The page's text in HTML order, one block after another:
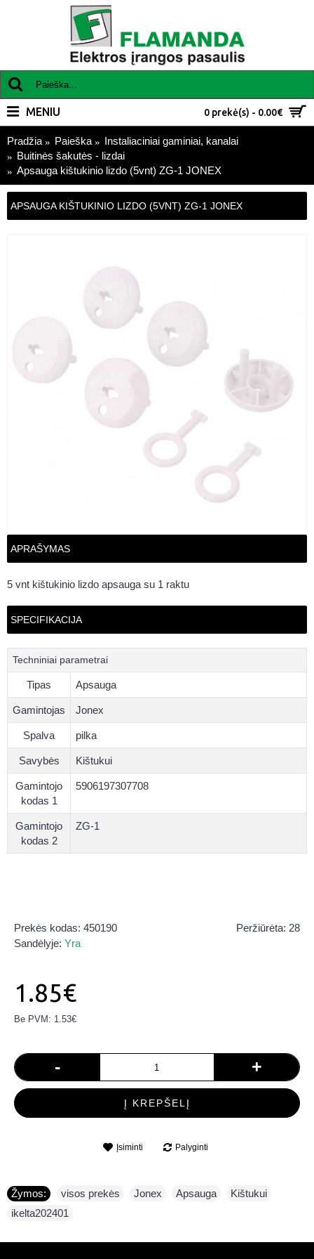
0 prekė(s) - 0.00€
MENIU
Pradžia Paieška
Instaliaciniai gaminiai, kanalai
Buitinės šakutės - lizdai
Apsauga kištukinio lizdo (5vnt) ZG-1 JONEX
APSAUGA KIŠTUKINIO LIZDO (5VNT) ZG-1 JONEX
APRAŠYMAS
5 vnt kištukinio lizdo apsauga su 1 raktu
SPECIFIKACIJA
Techniniai parametrai
Tipas Apsauga
Gamintojas Jonex
Spalva pilka
Savybės Kištukui
Gamintojo
kodas 1
5906197307708
Gamintojo
kodas 2
ZG-1
Peržiūrėta: 28
Prekės kodas: 450190
Sandėlyje: Yra
1.85€
Be PVM: 1.53€
- +
Į KREPŠELĮ
Įsiminti Palyginti
Žymos: visos prekės Jonex Apsauga Kištukui
ikelta202401